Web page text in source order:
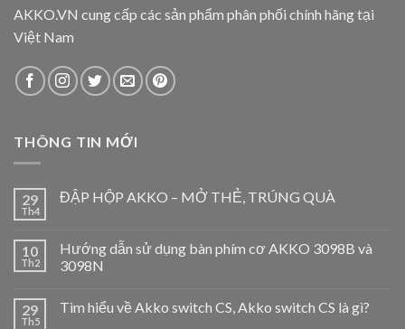
AKKO.VN cung cấp các sản phẩm phân phối chính hãng tại
Việt Nam
THÔNG TIN MỚI
29
Th4
ĐẬP HỘP AKKO – MỞ THẺ, TRÚNG QUÀ
10
Th2
Hướng dẫn sử dụng bàn phím cơ AKKO 3098B và
3098N
29
Th5
Tìm hiểu về Akko switch CS, Akko switch CS là gì?